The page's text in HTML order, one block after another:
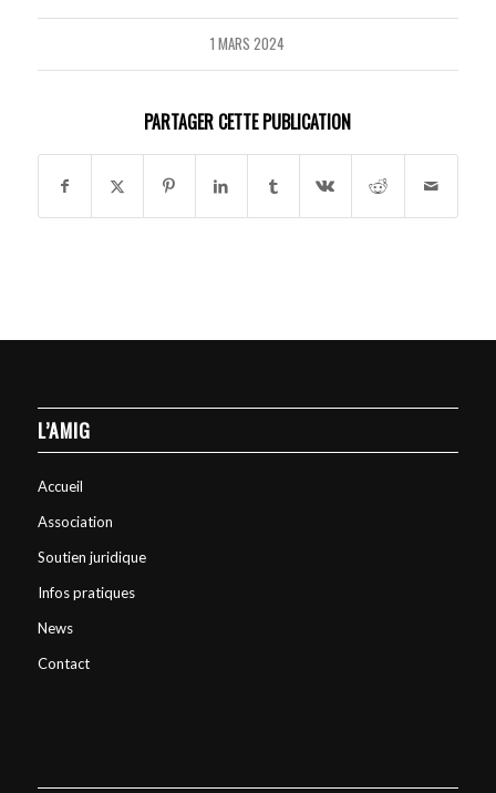
1 MARS 2024
PARTAGER CETTE PUBLICATION
L’AMIG
Accueil
Association
Soutien juridique
Infos pratiques
News
Contact